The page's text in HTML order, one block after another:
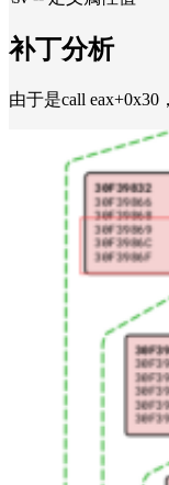
补丁分析
由于是call eax+0x30